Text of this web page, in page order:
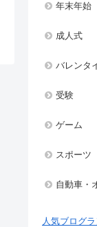
年末年始
成人式
バレンタ
受験
ゲーム
スポーツ
自動車・
人気ブログ